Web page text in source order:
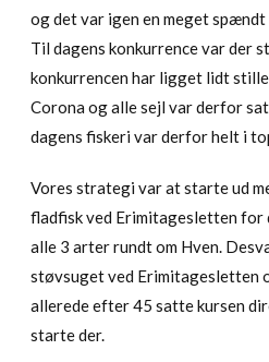
og det var igen en meget spændt
Til dagens konkurrence var der
konkurrencen har ligget lidt
Corona og alle sejl var derfor
dagens fiskeri var derfor helt i
Vores strategi var at starte ud
fladfisk ved Erimitagesletten
alle 3 arter rundt om Hven.
støvsuget ved Erimitagesletten
allerede efter 45 satte kursen
starte der.